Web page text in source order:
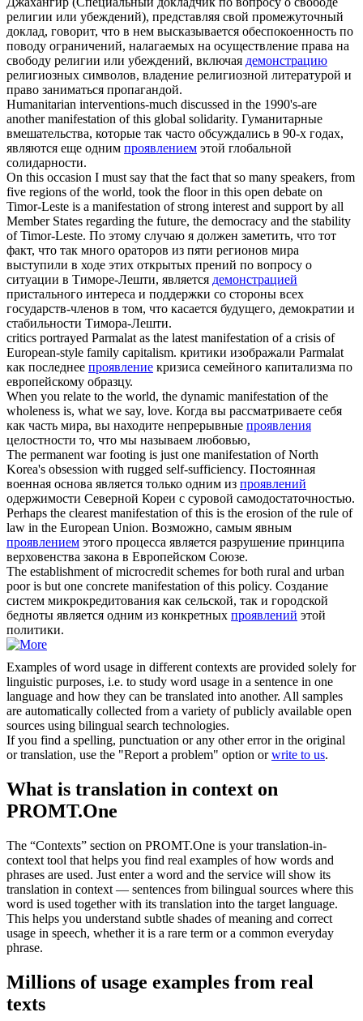
религии или убеждений), представляя свой промежуточный
доклад, говорит, что в нем высказывается обеспокоенность по
поводу ограничений, налагаемых на осуществление права на
свободу религии или убеждений, включая демонстрацию
религиозных символов, владение религиозной литературой и
право заниматься пропагандой.
Humanitarian interventions-much discussed in the 1990's-are
anothermanifestation of this global solidarity. Гуманитарные
вмешательства, которые так часто обсуждались в 90-х годах,
являются еще одним проявлением этой глобальной
солидарности.
On this occasion I must say that the fact that so many speakers, from
five regions of the world, took the floor in this open debate on
Timor-Leste is a manifestation of strong interest and support by all
Member States regarding the future, the democracy and the stability
of Timor-Leste. По этому случаю я должен заметить, что тот
факт, что так много ораторов из пяти регионов мира
выступили в ходе этих открытых прений по вопросу о
ситуации в Тиморе-Лешти, является демонстрацией
пристального интереса и поддержки со стороны всех
государств-членов в том, что касается будущего, демократии и
стабильности Тимора-Лешти.
critics portrayed Parmalat as the latestmanifestation of a crisis of
European-style family capitalism. критики изображали Parmalat
как последнее проявление кризиса семейного капитализма по
европейскому образцу.
When you relate to the world, the dynamic manifestation of the
wholeness is, what we say, love. Когда вы рассматриваете себя
как часть мира, вы находите непрерывные проявления
целостности то, что мы называем любовью,
The permanent war footing is just one manifestation of North
Korea's obsession with rugged self-sufficiency. Постоянная
военная основа является только одним из проявлений
одержимости Северной Кореи с суровой самодостаточностью.
Perhaps the clearestmanifestation of this is the erosion of the rule of
law in the European Union. Возможно, самым явным
проявлением этого процесса является разрушение принципа
верховенства закона в Европейском Союзе.
The establishment of microcredit schemes for both rural and urban
poor is but one concrete manifestation of this policy. Создание
систем микрокредитования как сельской, так и городской
бедноты является одним из конкретных проявлений этой
политики.
Examples of word usage in different contexts are provided solely for
linguistic purposes, i.e. to study word usage in a sentence in one
language and how they can be translated into another. All samples
are automatically collected from a variety of publicly available open
sources using bilingual search technologies.
If you find a spelling, punctuation or any other error in the original
or translation, use the "Report a problem" option orwrite to us.
What is translation in context on
PROMT.One
The “Contexts” section on PROMT.One is your translation-in-
context tool that helps you find real examples of how words and
phrases are used. Just enter a word and the service will show its
translation in context — sentences from bilingual sources where this
word is used together with its translation into the target language.
This helps you understand subtle shades of meaning and correct
usage in speech, whether it is a rare term or a common everyday
phrase.
Millions of usage examples from real
texts